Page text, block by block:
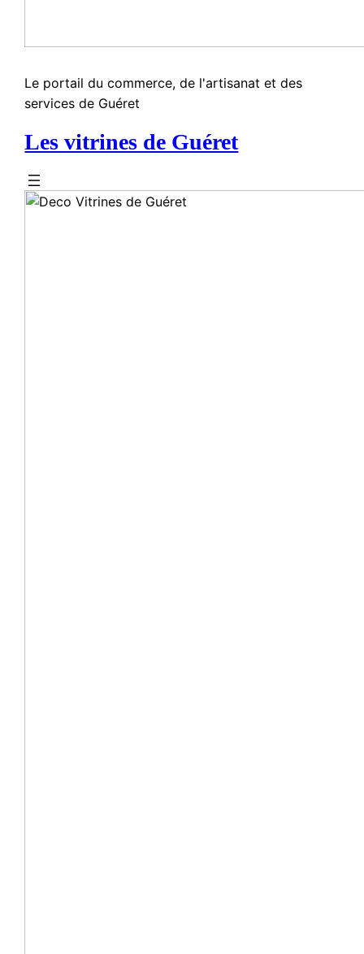
Le portail du commerce, de l'artisanat et des
services de Guéret
Les vitrines de Guéret